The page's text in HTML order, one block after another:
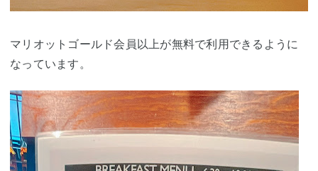
マリオットゴールド会員以上が無料で利用できるように
なっています。